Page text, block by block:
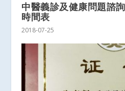
中醫義診及健康問題諮
時間表
2018-07-25